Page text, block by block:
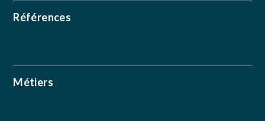
Références
Métiers